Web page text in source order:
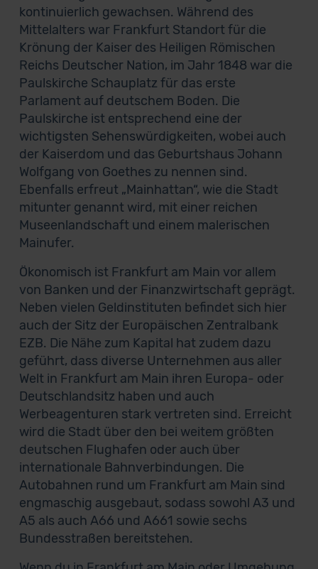
kontinuierlich gewachsen. Während des
Mittelalters war Frankfurt Standort für die
Krönung der Kaiser des Heiligen Römischen
Reichs Deutscher Nation, im Jahr 1848 war die
Paulskirche Schauplatz für das erste
Parlament auf deutschem Boden. Die
Paulskirche ist entsprechend eine der
wichtigsten Sehenswürdigkeiten, wobei auch
der Kaiserdom und das Geburtshaus Johann
Wolfgang von Goethes zu nennen sind.
Ebenfalls erfreut „Mainhattan“, wie die Stadt
mitunter genannt wird, mit einer reichen
Museenlandschaft und einem malerischen
Mainufer.
Ökonomisch ist Frankfurt am Main vor allem
von Banken und der Finanzwirtschaft geprägt.
Neben vielen Geldinstituten befindet sich hier
auch der Sitz der Europäischen Zentralbank
EZB. Die Nähe zum Kapital hat zudem dazu
geführt, dass diverse Unternehmen aus aller
Welt in Frankfurt am Main ihren Europa- oder
Deutschlandsitz haben und auch
Werbeagenturen stark vertreten sind. Erreicht
wird die Stadt über den bei weitem größten
deutschen Flughafen oder auch über
internationale Bahnverbindungen. Die
Autobahnen rund um Frankfurt am Main sind
engmaschig ausgebaut, sodass sowohl A3 und
A5 als auch A66 und A661 sowie sechs
Bundesstraßen bereitstehen.